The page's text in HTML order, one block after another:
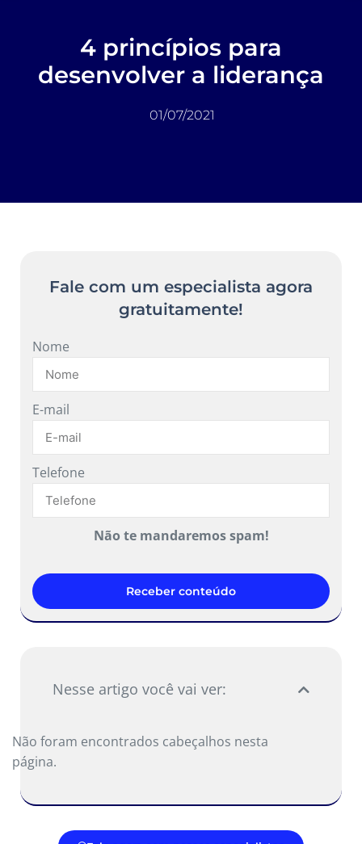
4 princípios para
desenvolver a liderança
01/07/2021
Fale com um especialista agora
gratuitamente!
Nome
E-mail
Telefone
Não te mandaremos spam!
Receber conteúdo
Nesse artigo você vai ver:
Não foram encontrados cabeçalhos nesta
página.